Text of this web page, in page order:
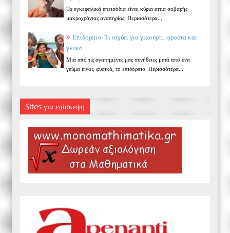
Τα εγκεφαλικά επεισόδια είναι κύρια αιτία σοβαρής
μακροχρόνιας αναπηρίας. Περισσότερα...
Επιδόρπιο: Τι ισχύει για γιαούρτι, φρούτα και
γλυκό
Μια από τις αγαπημένες μας συνήθειες μετά από ένα
γεύμα είναι, φυσικά, το επιδόρπιο. Περισσότερα...
Sites για επίσκεψη